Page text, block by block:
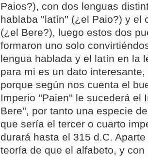
Paios?), con dos lenguas
hablaba ''latín'' (¿el Paio?) y el
(¿el Bere?), luego estos dos
formaron uno solo
lengua hablada y el latín en la
para mi es un dato
porque según nos cuenta el
Imperio ''Paien'' le sucederá el
Bere'', por tanto una especie
que sería el tercer o cuarto
durará hasta el 315 d.C.
teoría de que el alfabeto, y